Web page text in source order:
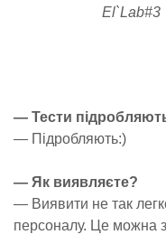
El`Lab#3
— Тести
— Підробляють:)
— Як виявляєте?
— Виявити не так
персоналу. Це можна